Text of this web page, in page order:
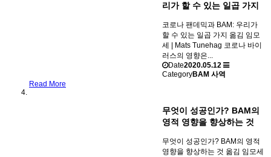
리가 할 수 있는 일곱 가지
코로나 팬데믹과 BAM: 우리가
할 수 있는 일곱 가지 옮김 임모
세 | Mats Tunehag 코로나 바이
러스의 영향은...
Date2020.05.12
CategoryBAM 사역
Read More
무엇이 성공인가? BAM의
영적 영향을 향상하는 것
무엇이 성공인가? BAM의 영적
영향을 향상하는 것 옮김 임모세